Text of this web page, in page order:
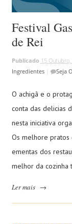
Festival
de Rei
Publicado 15 Outubro,
Ingredientes| Seja
O achigã e o
conta das delicias
nesta iniciativa
Os melhore pratos
ementas dos
melhor da cozinha
Ler mais →